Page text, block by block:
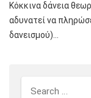
Κόκκινα δάνεια
αδυνατεί να
δανεισμού)…